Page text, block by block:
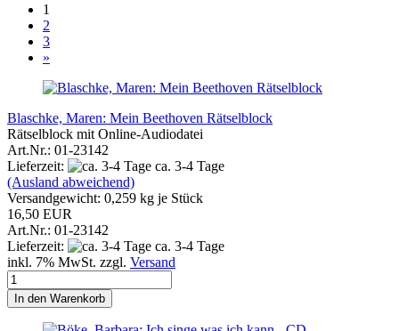
1
2
3
»
Blaschke, Maren: Mein Beethoven Rätselblock
Rätselblock mit Online-Audiodatei
Art.Nr.: 01-23142
Lieferzeit:
ca. 3-4 Tage
(Ausland abweichend)
Versandgewicht: 0,259 kg je Stück
16,50 EUR
Art.Nr.: 01-23142
Lieferzeit:
ca. 3-4 Tage
inkl. 7% MwSt. zzgl. Versand
In den Warenkorb